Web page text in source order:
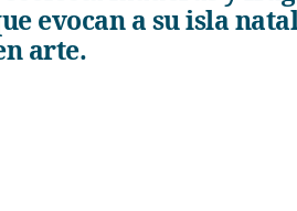
evocan a su isla
arte.